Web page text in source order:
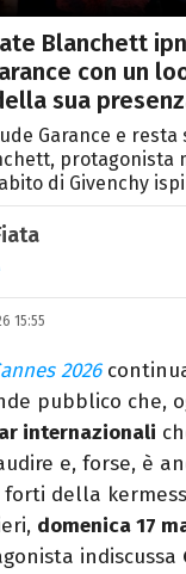
Blanchett
con un
sua
Garance e resta
protagonista
di Givenchy
Lettere,
di spettacoli, film
15:55
2026
pubblico che,
internazionali
e, forse, è
della
domenica 17
indiscussa